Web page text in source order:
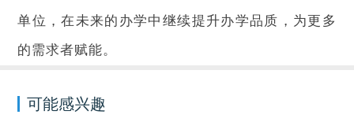
单位，在未来的办学中继续提升办学品质，为更多
的需求者赋能。
可能感兴趣